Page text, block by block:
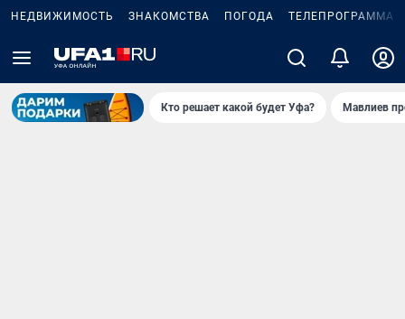
НЕДВИЖИМОСТЬ ЗНАКОМСТВА ПОГОДА ТЕЛЕПРОГРАММА
Кто решает какой будет Уфа? Мавлиев